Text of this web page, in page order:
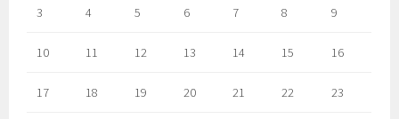
3 4 5 6 7 8 9
10 11 12 13 14 15 16
17 18 19 20 21 22 23